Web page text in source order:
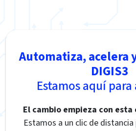
Automatiza, acelera
DIGIS3
Estamos aquí
El cambio empieza con esta
Estamos a un clic de